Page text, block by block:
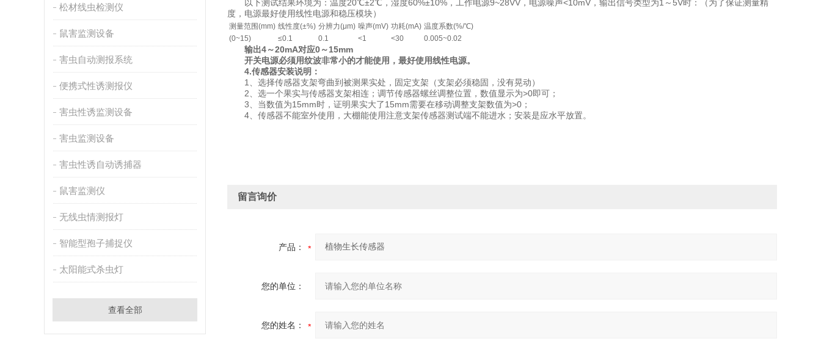
松材线虫检测仪
鼠害监测设备
害虫自动测报系统
便携式性诱测报仪
害虫性诱监测设备
害虫监测设备
害虫性诱自动诱捕器
鼠害监测仪
无线虫情测报灯
智能型孢子捕捉仪
太阳能式杀虫灯
查看全部
以下测试结果环境为：温度20℃±2℃，湿度60%±10%，工作电源9~28VV，电源噪声<10mV，输出信号类型为1～5V时：（为了保证测量精
度，电源最好使用线性电源和稳压模块）
测量范围(mm) 线性度(±%) 分辨力(μm) 噪声(mV) 功耗(mΑ) 温度系数(%/℃)
(0~15)
≤0.1 0.1 <1 <30 0.005~0.02
输出4～20mA对应0～15mm
开关电源必须用纹波非常小的才能使用，最好使用线性电源。
4.传感器安装说明：
1、选择传感器支架弯曲到被测果实处，固定支架（支架必须稳固，没有晃动）
2、选一个果实与传感器支架相连；调节传感器螺丝调整位置，数值显示为>0即可；
3、当数值为15mm时，证明果实大了15mm需要在移动调整支架数值为>0；
4、传感器不能室外使用，大棚能使用注意支架传感器测试端不能进水；安装是应水平放置。
留言询价
产品：
您的单位：
您的姓名：